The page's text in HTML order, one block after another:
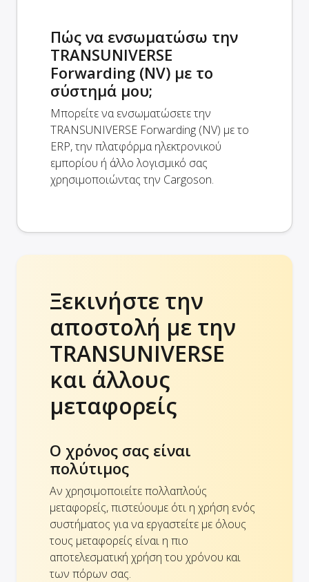
Πώς να ενσωματώσω την
TRANSUNIVERSE
Forwarding (NV) με το
σύστημά μου;
Μπορείτε να ενσωματώσετε την
TRANSUNIVERSE Forwarding (NV) με το
ERP, την πλατφόρμα ηλεκτρονικού
εμπορίου ή άλλο λογισμικό σας
χρησιμοποιώντας την Cargoson.
Ξεκινήστε την
αποστολή με την
TRANSUNIVERSE
και άλλους
μεταφορείς
Ο χρόνος σας είναι
πολύτιμος
Αν χρησιμοποιείτε πολλαπλούς
μεταφορείς, πιστεύουμε ότι η χρήση ενός
συστήματος για να εργαστείτε με όλους
τους μεταφορείς είναι η πιο
αποτελεσματική χρήση του χρόνου και
των πόρων σας.